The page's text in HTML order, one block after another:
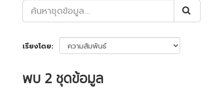
เรียงโดย
พบ 2 ชุดข้อมูล